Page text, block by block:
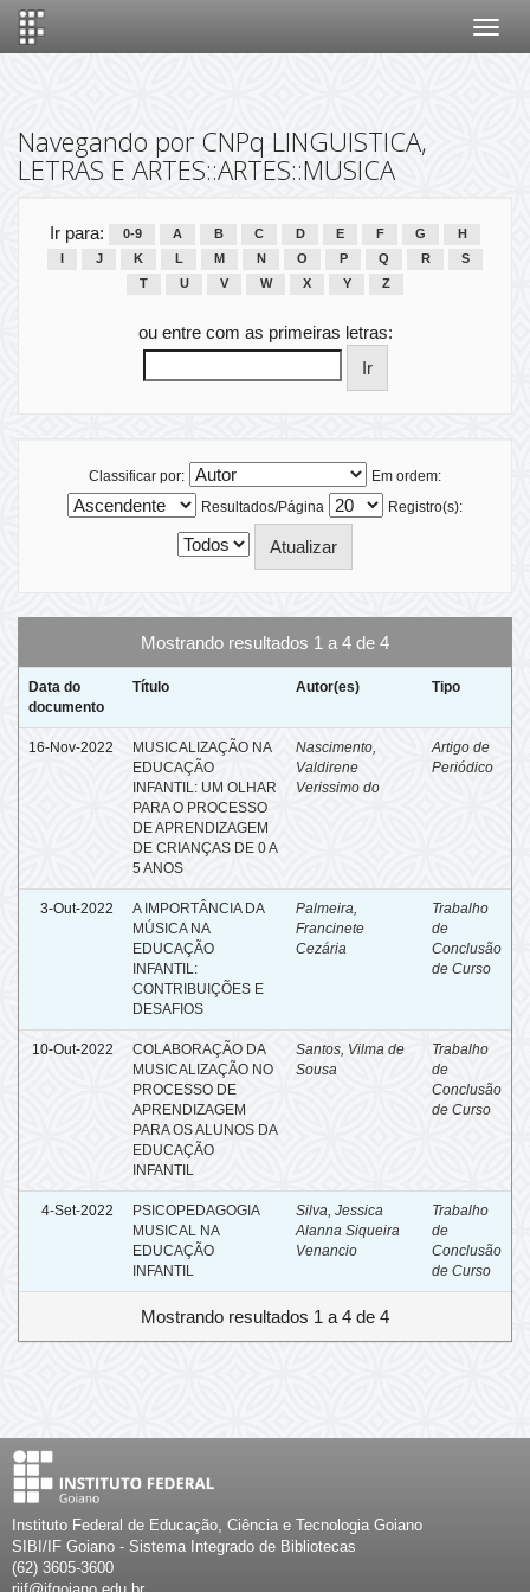
Navegando por CNPq LINGUISTICA,
LETRAS E ARTES::ARTES::MUSICA
Ir para: 0-9 A B C D E F G
H
J K L M N O P Q R
S
T
U V W X Y Z
ou entre com as primeiras letras:
Classificar por:
Em ordem:
Resultados/Página
Registro(s):
Mostrando resultados 1 a 4 de 4
Data do
documento
Título Autor(es) Tipo
16-Nov-2022
MUSICALIZAÇÃO NA
EDUCAÇÃO
INFANTIL: UM OLHAR
PARA O PROCESSO
DE APRENDIZAGEM
DE CRIANÇAS DE 0 A
5 ANOS
Nascimento,
Valdirene
Verissimo do
Artigo de
Periódico
3-Out-2022
A IMPORTÂNCIA DA
MÚSICA NA
EDUCAÇÃO
INFANTIL:
CONTRIBUIÇÕES E
DESAFIOS
Palmeira,
Francinete
Cezária
Trabalho
de
Conclusão
de Curso
10-Out-2022
COLABORAÇÃO DA
MUSICALIZAÇÃO NO
PROCESSO DE
APRENDIZAGEM
PARA OS ALUNOS DA
EDUCAÇÃO
INFANTIL
Santos, Vilma de
Sousa
Trabalho
de
Conclusão
de Curso
4-Set-2022
PSICOPEDAGOGIA
MUSICAL NA
EDUCAÇÃO
INFANTIL
Silva, Jessica
Alanna Siqueira
Venancio
Trabalho
de
Conclusão
de Curso
Mostrando resultados 1 a 4 de 4
Instituto Federal de Educação, Ciência e Tecnologia Goiano
SIBI/IF Goiano - Sistema Integrado de Bibliotecas
(62) 3605-3600
riif@ifgoiano.edu.br